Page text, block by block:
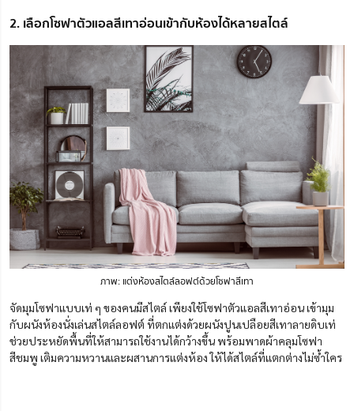
2. เลือกโซฟาตัวแอลสีเทาอ่อนเข้ากับห้องได้หลายสไตล์
ภาพ: แต่งห้องสไตล์ลอฟต์ด้วยโซฟาสีเทา
จัดมุมโซฟาแบบเท่ ๆ ของคนมีสไตล์ เพียงใช้โซฟาตัวแอลสีเทาอ่อน เข้ามุม
กับผนังห้องนั่งเล่นสไตล์ลอฟต์ ที่ตกแต่งด้วยผนังปูนเปลือยสีเทาลายดิบเท่
ช่วยประหยัดพื้นที่ให้สามารถใช้งานได้กว้างขึ้น พร้อมพาดผ้าคลุมโซฟา
สีชมพู เติมความหวานและผสานการแต่งห้อง ให้ได้สไตล์ที่แตกต่างไม่ซ้ำใคร